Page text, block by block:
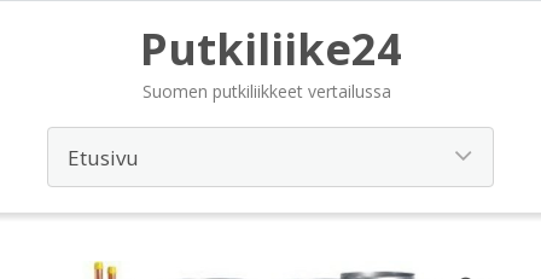
Putkiliike24
Suomen putkiliikkeet vertailussa